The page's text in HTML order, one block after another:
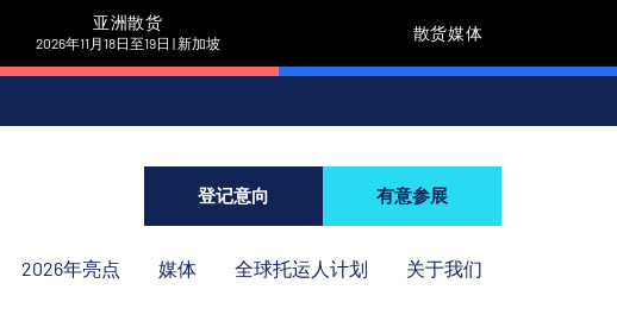
亚洲散货
2026年11月18日至19日 | 新加坡
散货媒体
登记意向 有意参展
2026年亮点 媒体 全球托运人计划 关于我们